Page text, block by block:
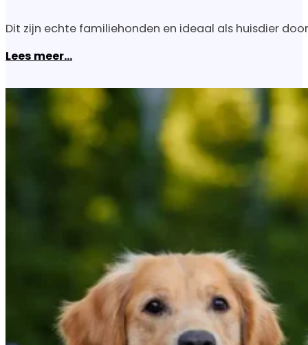
Dit zijn echte familiehonden en ideaal als huisdier
Lees meer...